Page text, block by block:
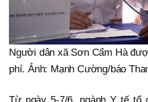
Người dân xã Sơn Cẩm Hà
phí. Ảnh: Mạnh Cường/báo